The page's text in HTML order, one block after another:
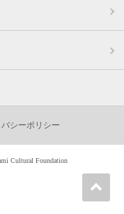
シーポリシー
Cultural Foundation